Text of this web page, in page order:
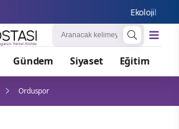
Ekolojik ve
Gündem Siyaset Eğitim
Orduspor